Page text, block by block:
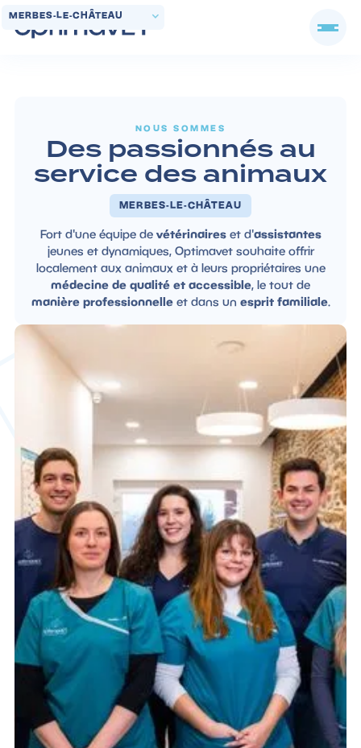
MERBES-LE-CHÂTEAU
NOUS SOMMES
Des passionnés au
service des animaux
MERBES-LE-CHÂTEAU
Fort d'une équipe de vétérinaireset d'assistantes
jeunes et dynamiques, Optimavet souhaite offrir
localement aux animaux et à leurs propriétaires une
médecine de qualité et accessible, le tout de
manière professionnelleet dans un esprit familiale.